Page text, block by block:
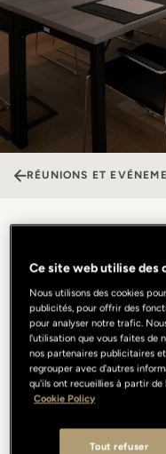
RÉUNIONS ET
La Sala Guarnieri est le
élégance avec
sophistiqués de blanc,
raffinée, s’appuyant sur
une expérience sans
réside également dans
pas du Picteau Bistrot &
étoile Michelin) : un
les affaires et la bonne
Ce site web utilise des
Nous utilisons des cookies
publicités, pour offrir des
pour analyser notre trafic.
l'utilisation que vous faites de
nos partenaires publicitaires
regrouper avec d'autres
qu'ils ont recueillies à partir
Cookie Policy
Tout refuser